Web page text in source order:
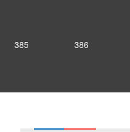
385 386